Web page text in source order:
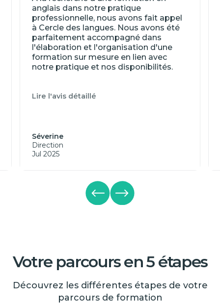
anglais dans notre pratique
professionnelle, nous avons fait appel
à Cercle des langues. Nous avons été
parfaitement accompagné dans
l'élaboration et l'organisation d'une
formation sur mesure en lien avec
notre pratique et nos disponibilités.
Lire l'avis détaillé
Séverine
Direction
Jul 2025
Votre parcours en 5 étapes
Découvrez les différentes étapes de votre
parcours de formation